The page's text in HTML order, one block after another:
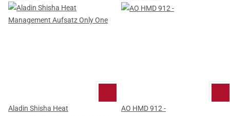
Aladin Shisha Heat
AO HMD 912 -